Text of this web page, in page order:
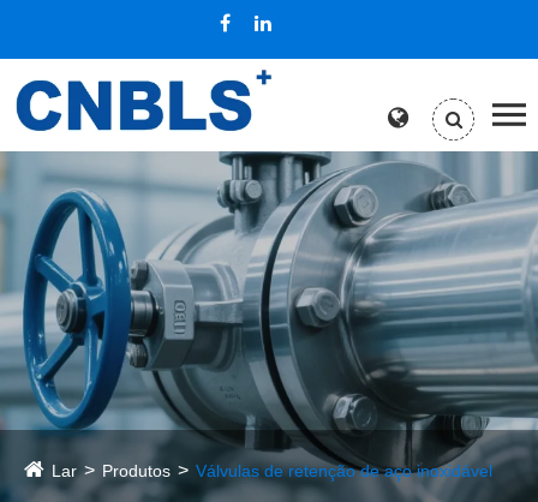
Lar Produtos Válvulas de retenção de aço inoxidável